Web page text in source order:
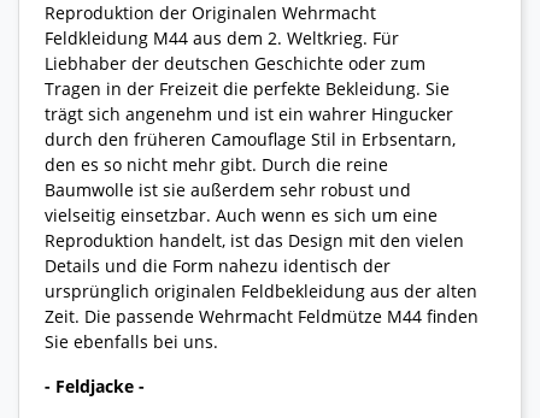
Reproduktion der Originalen Wehrmacht
Feldkleidung M44 aus dem 2. Weltkrieg. Für
Liebhaber der deutschen Geschichte oder zum
Tragen in der Freizeit die perfekte Bekleidung. Sie
trägt sich angenehm und ist ein wahrer Hingucker
durch den früheren Camouflage Stil in Erbsentarn,
den es so nicht mehr gibt. Durch die reine
Baumwolle ist sie außerdem sehr robust und
vielseitig einsetzbar. Auch wenn es sich um eine
Reproduktion handelt, ist das Design mit den vielen
Details und die Form nahezu identisch der
ursprünglich originalen Feldbekleidung aus der alten
Zeit. Die passende Wehrmacht Feldmütze M44 finden
Sie ebenfalls bei uns.
- Feldjacke -